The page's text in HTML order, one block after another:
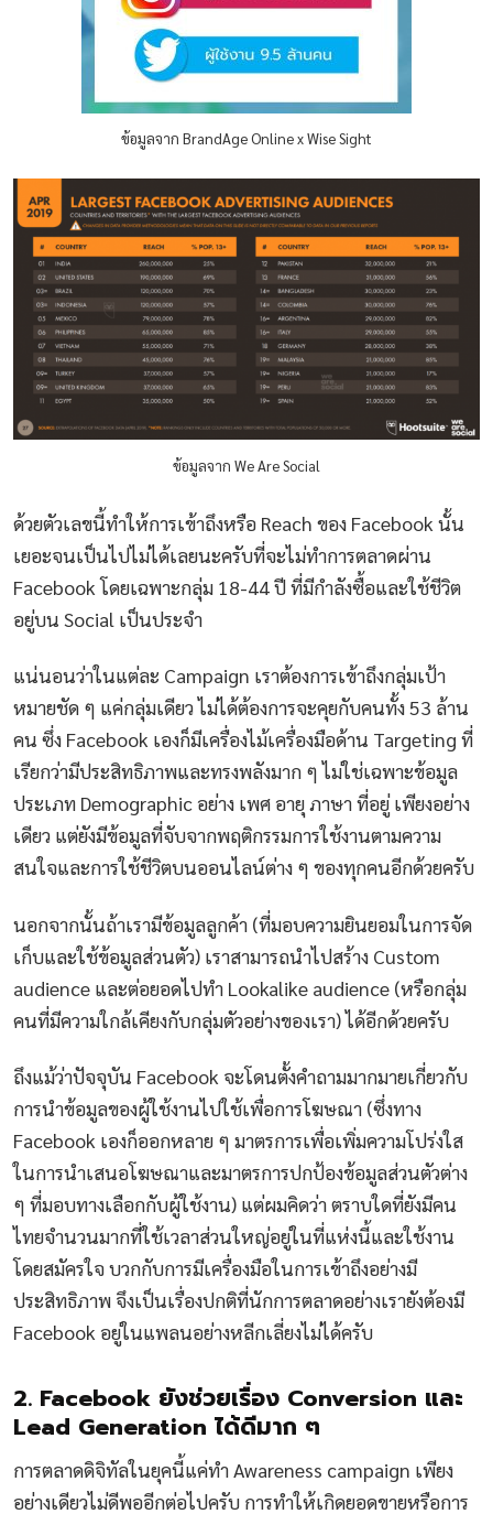
ข้อมูลจาก BrandAge Online x Wise Sight
ข้อมูลจาก We Are Social
ด้วยตัวเลขนี้ทำให้การเข้าถึงหรือ Reach ของ Facebook นั้น
เยอะจนเป็นไปไม่ได้เลยนะครับที่จะไม่ทำการตลาดผ่าน
Facebook โดยเฉพาะกลุ่ม 18-44 ปี ที่มีกำลังซื้อและใช้ชีวิต
อยู่บน Social เป็นประจำ
แน่นอนว่าในแต่ละ Campaign เราต้องการเข้าถึงกลุ่มเป้า
หมายชัด ๆ แค่กลุ่มเดียว ไม่ได้ต้องการจะคุยกับคนทั้ง 53 ล้าน
คน ซึ่ง Facebook เองก็มีเครื่องไม้เครื่องมือด้าน Targeting ที่
เรียกว่ามีประสิทธิภาพและทรงพลังมาก ๆ ไม่ใช่เฉพาะข้อมูล
ประเภท Demographic อย่าง เพศ อายุ ภาษา ที่อยู่ เพียงอย่าง
เดียว แต่ยังมีข้อมูลที่จับจากพฤติกรรมการใช้งานตามความ
สนใจและการใช้ชีวิตบนออนไลน์ต่าง ๆ ของทุกคนอีกด้วยครับ
นอกจากนั้นถ้าเรามีข้อมูลลูกค้า (ที่มอบความยินยอมในการจัด
เก็บและใช้ข้อมูลส่วนตัว) เราสามารถนำไปสร้าง Custom
audience และต่อยอดไปทำ Lookalike audience (หรือกลุ่ม
คนที่มีความใกล้เคียงกับกลุ่มตัวอย่างของเรา) ได้อีกด้วยครับ
ถึงแม้ว่าปัจจุบัน Facebook จะโดนตั้งคำถามมากมายเกี่ยวกับ
การนำข้อมูลของผู้ใช้งานไปใช้เพื่อการโฆษณา (ซึ่งทาง
Facebook เองก็ออกหลาย ๆ มาตรการเพื่อเพิ่มความโปร่งใส
ในการนำเสนอโฆษณาและมาตรการปกป้องข้อมูลส่วนตัวต่าง
ๆ ที่มอบทางเลือกกับผู้ใช้งาน) แต่ผมคิดว่า ตราบใดที่ยังมีคน
ไทยจำนวนมากที่ใช้เวลาส่วนใหญ่อยู่ในที่แห่งนี้และใช้งาน
โดยสมัครใจ บวกกับการมีเครื่องมือในการเข้าถึงอย่างมี
ประสิทธิภาพ จึงเป็นเรื่องปกติที่นักการตลาดอย่างเรายังต้องมี
Facebook อยู่ในแพลนอย่างหลีกเลี่ยงไม่ได้ครับ
2. Facebook ยังช่วยเรื่อง Conversion และ
Lead Generation ได้ดีมาก ๆ
การตลาดดิจิทัลในยุคนี้แค่ทำ Awareness campaign เพียง
อย่างเดียวไม่ดีพออีกต่อไปครับ การทำให้เกิดยอดขายหรือการ